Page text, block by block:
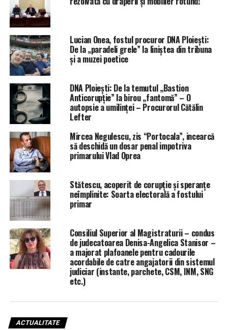
Lucian Onea, fostul procuror DNA Ploiești:
De la „paradeli grele” la liniștea din tribuna
și a muzei poetice
DNA Ploiești: De la temutul „Bastion
Anticorupție” la birou „fantomă” – O
autopsie a umilinței – Procurorul Cătălin
Lefter
Mircea Negulescu, zis “Portocala”, incearcă
să deschidă un dosar penal impotriva
primarului Vlad Oprea
Stătescu, acoperit de corupție și speranțe
neîmplinite: Soarta electorală a fostului
primar
Consiliul Superior al Magistraturii – condus
de judecatoarea Denisa-Angelica Stanisor –
a majorat plafoanele pentru cadourile
acordabile de catre angajatorii din sistemul
judiciar (instante, parchete, CSM, INM, SNG
etc.)
ACTUALITATE